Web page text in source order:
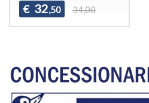
€ 32,50 34,00